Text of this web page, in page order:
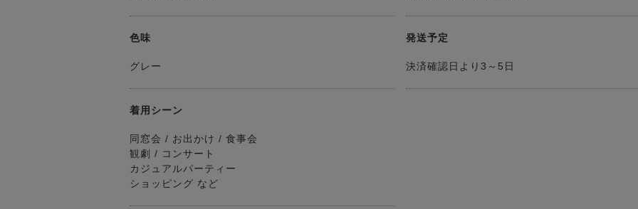
色味
グレー
発送予定
決済確認日より3～5日
着用シーン
同窓会 / お出かけ / 食事会
観劇 / コンサート
カジュアルパーティー
ショッピング など